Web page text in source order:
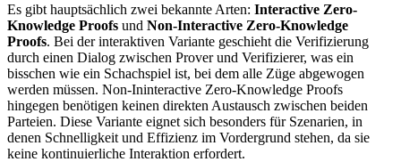
Es gibt hauptsächlich zwei bekannte Arten: Interactive Zero-
Knowledge Proofs und Non-Interactive Zero-Knowledge
Proofs. Bei der interaktiven Variante geschieht die Verifizierung
durch einen Dialog zwischen Prover und Verifizierer, was ein
bisschen wie ein Schachspiel ist, bei dem alle Züge abgewogen
werden müssen. Non-Ininteractive Zero-Knowledge Proofs
hingegen benötigen keinen direkten Austausch zwischen beiden
Parteien. Diese Variante eignet sich besonders für Szenarien, in
denen Schnelligkeit und Effizienz im Vordergrund stehen, da sie
keine kontinuierliche Interaktion erfordert.